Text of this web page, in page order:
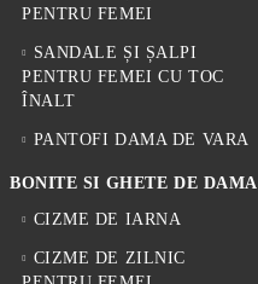
PENTRU FEMEI
SANDALE ȘI ȘALPI
PENTRU FEMEI CU TOC
ÎNALT
PANTOFI DAMA DE VARA
BONITE SI GHETE DE DAMA
CIZME DE IARNA
CIZME DE ZILNIC